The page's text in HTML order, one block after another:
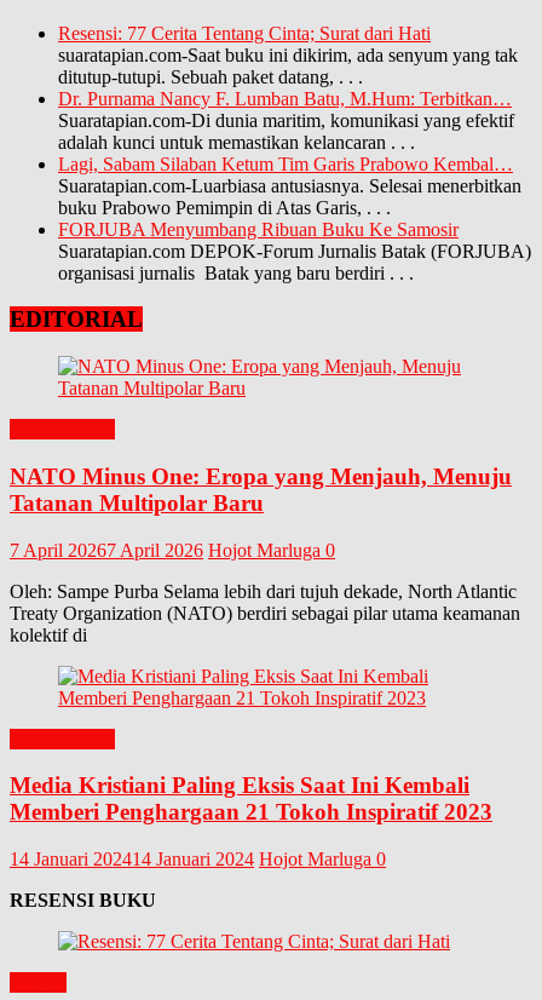
Resensi: 77 Cerita Tentang Cinta; Surat dari Hati
suaratapian.com-Saat buku ini dikirim, ada senyum yang tak
ditutup-tutupi. Sebuah paket datang, . . .
Dr. Purnama Nancy F. Lumban Batu, M.Hum: Terbitkan…
Suaratapian.com-Di dunia maritim, komunikasi yang efektif
adalah kunci untuk memastikan kelancaran . . .
Lagi, Sabam Silaban Ketum Tim Garis Prabowo Kembal…
Suaratapian.com-Luarbiasa antusiasnya. Selesai menerbitkan
buku Prabowo Pemimpin di Atas Garis, . . .
FORJUBA Menyumbang Ribuan Buku Ke Samosir
Suaratapian.com DEPOK-Forum Jurnalis Batak (FORJUBA)
organisasi jurnalis Batak yang baru berdiri . . .
EDITORIAL
NATO Minus One: Eropa yang Menjauh, Menuju
Tatanan Multipolar Baru
7 April 20267 April 2026 Hojot Marluga 0
Oleh: Sampe Purba Selama lebih dari tujuh dekade, North Atlantic
Treaty Organization (NATO) berdiri sebagai pilar utama keamanan
kolektif di
Media Kristiani Paling Eksis Saat Ini Kembali
Memberi Penghargaan 21 Tokoh Inspiratif 2023
14 Januari 202414 Januari 2024 Hojot Marluga 0
RESENSI BUKU